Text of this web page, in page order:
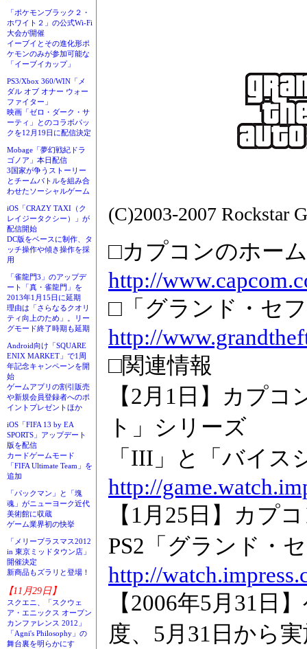
「ポケモンブラック２・
ホワイト２」の公式Wi-Fi
大会が開催
イーブイとその進化形ポ
ケモンのみが参加可能な
「イーブイカップ」
PS3/Xbox 360/WIN「メ
ダル オブ オナー ウォー
ファイター」
映画「ゼロ・ダーク・サ
ーティ」とのコラボパッ
クを12月19日に配信決定
Mobage「夢幻戦紀ドラ
ゴノア」本日配信
3国家が争うストーリー
とチームバトルを組み合
わせたソーシャルゲーム
iOS「CRAZY TAXI（ク
レイジータクシー）」が
配信開始
DC版をベースに制作、タ
ッチ操作や傾き操作を採
用
「雀龍門3」のアップデ
ート「真・雀龍門」を
2013年1月15日に延期
理由は「さらなるクオリ
ティ向上のため」。リー
グモード終了時期も延期
Android向け「SQUARE
ENIX MARKET」で1周
年記念キャンペーンを開
始
ゲームアプリの割引販売
や新規会員登録者へのポ
イントプレゼントほか
iOS「FIFA 13 by EA
SPORTS」アップデート
版を配信
カードゲームモード
「FIFA Ultimate Team」を
追加
「パックマン」と「塊
魂」がニューヨーク近代
美術館に収蔵
ゲーム業界初の快挙
「メリープラスマス2012
in 東京ミッドタウン店」
開催決定
新商品もズラリと登場！
【11月29日】
スクエニ、「スクウェ
ア・エニックス オープン
カンファレンス 2012」
「Agni's Philosophy」の
舞台裏を明らかにす
(C)2003-2007 Rockstar
□カプコンのホー
http://
□「グランド・セ
http://
□関連情報
【2月1日】カプ
ト」シリーズ
「III」と「バイス
http://
【1月25日】カプ
PS2「グランド・
http://
【2006年5月31日
度、5月31日から